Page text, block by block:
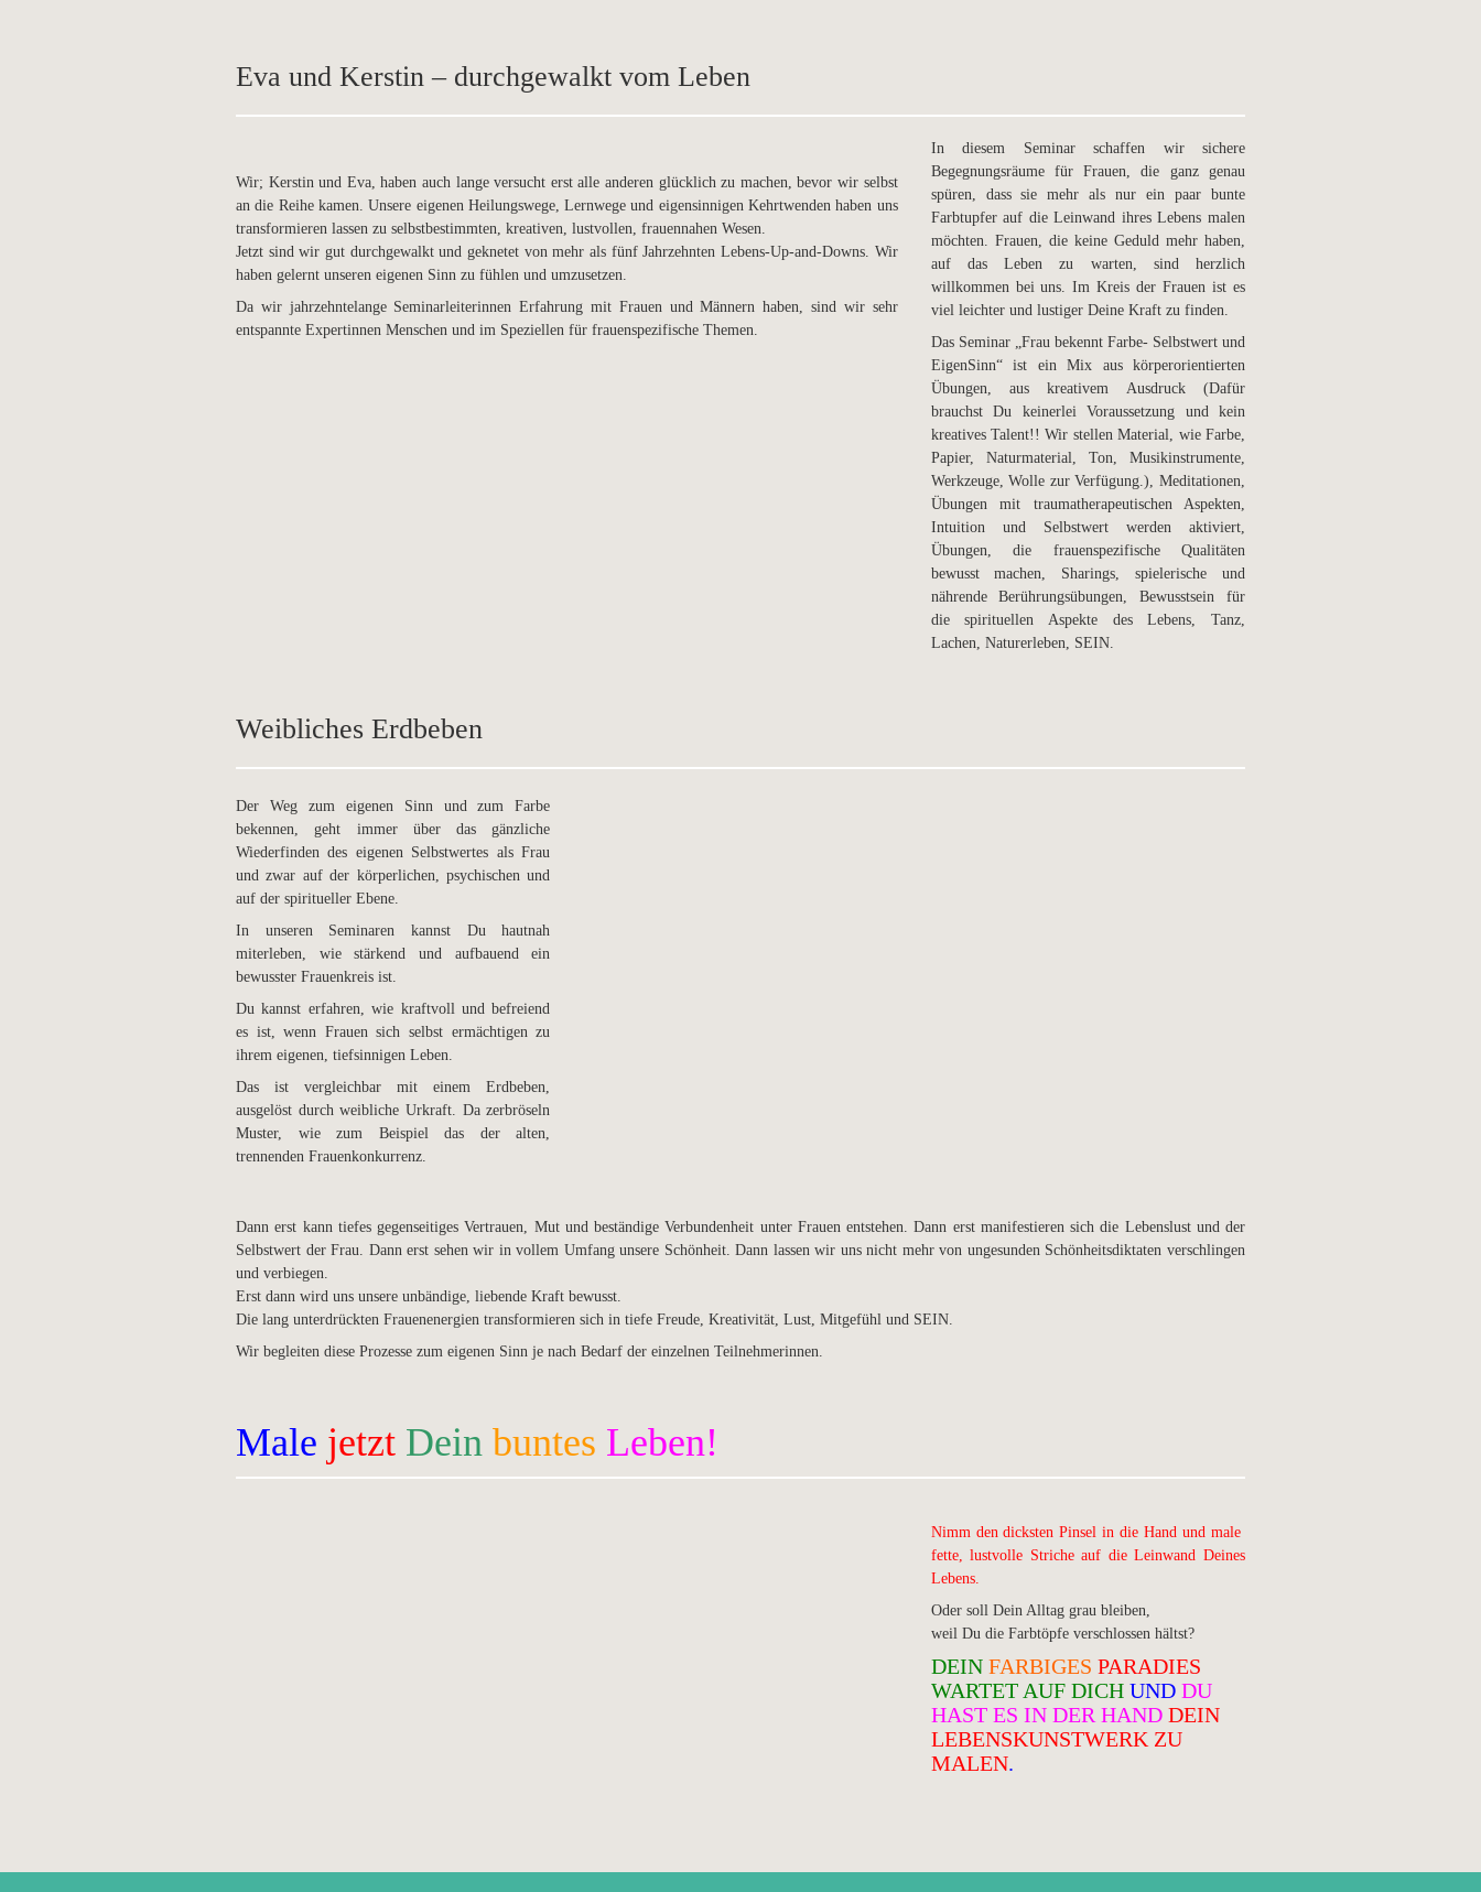
Eva und Kerstin – durchgewalkt vom Leben
Wir; Kerstin und Eva, haben auch lange versucht erst alle anderen glücklich zu machen, bevor wir selbst
an die Reihe kamen. Unsere eigenen Heilungswege, Lernwege und eigensinnigen Kehrtwenden haben uns
transformieren lassen zu selbstbestimmten, kreativen, lustvollen, frauennahen Wesen.
Jetzt sind wir gut durchgewalkt und geknetet von mehr als fünf Jahrzehnten Lebens-Up-and-Downs. Wir
haben gelernt unseren eigenen Sinn zu fühlen und umzusetzen.
Da wir jahrzehntelange Seminarleiterinnen Erfahrung mit Frauen und Männern haben, sind wir sehr
entspannte Expertinnen Menschen und im Speziellen für frauenspezifische Themen.
In diesem Seminar schaffen wir sichere
Begegnungsräume für Frauen, die ganz genau
spüren, dass sie mehr als nur ein paar bunte
Farbtupfer auf die Leinwand ihres Lebens malen
möchten. Frauen, die keine Geduld mehr haben,
auf das Leben zu warten, sind herzlich
willkommen bei uns. Im Kreis der Frauen ist es
viel leichter und lustiger Deine Kraft zu finden.
Das Seminar „Frau bekennt Farbe- Selbstwert und
EigenSinn“ ist ein Mix aus körperorientierten
Übungen, aus kreativem Ausdruck (Dafür
brauchst Du keinerlei Voraussetzung und kein
kreatives Talent!! Wir stellen Material, wie Farbe,
Papier, Naturmaterial, Ton, Musikinstrumente,
Werkzeuge, Wolle zur Verfügung.), Meditationen,
Übungen mit traumatherapeutischen Aspekten,
Intuition und Selbstwert werden aktiviert,
Übungen, die frauenspezifische Qualitäten
bewusst machen, Sharings, spielerische und
nährende Berührungsübungen, Bewusstsein für
die spirituellen Aspekte des Lebens, Tanz,
Lachen, Naturerleben, SEIN.
Weibliches Erdbeben
Der Weg zum eigenen Sinn und zum Farbe
bekennen, geht immer über das gänzliche
Wiederfinden des eigenen Selbstwertes als Frau
und zwar auf der körperlichen, psychischen und
auf der spiritueller Ebene.
In unseren Seminaren kannst Du hautnah
miterleben, wie stärkend und aufbauend ein
bewusster Frauenkreis ist.
Du kannst erfahren, wie kraftvoll und befreiend
es ist, wenn Frauen sich selbst ermächtigen zu
ihrem eigenen, tiefsinnigen Leben.
Das ist vergleichbar mit einem Erdbeben,
ausgelöst durch weibliche Urkraft. Da zerbröseln
Muster, wie zum Beispiel das der alten,
trennenden Frauenkonkurrenz.
Dann erst kann tiefes gegenseitiges Vertrauen, Mut und beständige Verbundenheit unter Frauen entstehen. Dann erst manifestieren sich die Lebenslust und der
Selbstwert der Frau. Dann erst sehen wir in vollem Umfang unsere Schönheit. Dann lassen wir uns nicht mehr von ungesunden Schönheitsdiktaten verschlingen
und verbiegen.
Erst dann wird uns unsere unbändige, liebende Kraft bewusst.
Die lang unterdrückten Frauenenergien transformieren sich in tiefe Freude, Kreativität, Lust, Mitgefühl und SEIN.
Wir begleiten diese Prozesse zum eigenen Sinn je nach Bedarf der einzelnen Teilnehmerinnen.
Male jetzt Dein buntes Leben!
Nimm den dicksten Pinsel in die Hand und male
fette, lustvolle Striche auf die Leinwand Deines
Lebens.
Oder soll Dein Alltag grau bleiben,
weil Du die Farbtöpfe verschlossen hältst?
DEIN FARBIGES PARADIES
WARTET AUF DICHUND DU
HAST ES IN DER HAND DEIN
LEBENSKUNSTWERK ZU
MALEN.